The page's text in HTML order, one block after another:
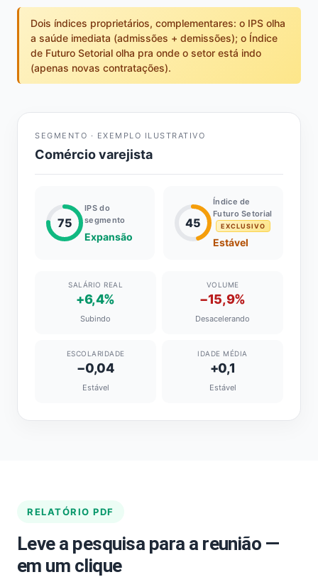
Dois índices proprietários, complementares: o IPS olha
a saúde imediata (admissões + demissões); o Índice
de Futuro Setorial olha pra onde o setor está indo
(apenas novas contratações).
SEGMENTO · EXEMPLO ILUSTRATIVO
Comércio varejista
75
IPS do
segmento
Expansão
45
Índice de
Futuro Setorial
EXCLUSIVO
Estável
SALÁRIO REAL
+6,4%
Subindo
VOLUME
−15,9%
Desacelerando
ESCOLARIDADE
−0,04
Estável
IDADE MÉDIA
+0,1
Estável
RELATÓRIO PDF
Leve a pesquisa para a reunião —
em um clique